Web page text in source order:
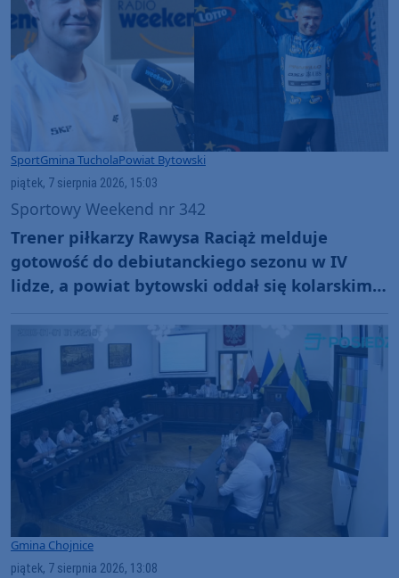
SportGmina TucholaPowiat Bytowski
piątek, 7 sierpnia 2026, 15:03
Sportowy Weekend nr 342
Trener piłkarzy Rawysa Raciąż melduje
gotowość do debiutanckiego sezonu w IV
lidze, a powiat bytowski oddał się kolarskim
Gmina Chojnice
piątek, 7 sierpnia 2026, 13:08